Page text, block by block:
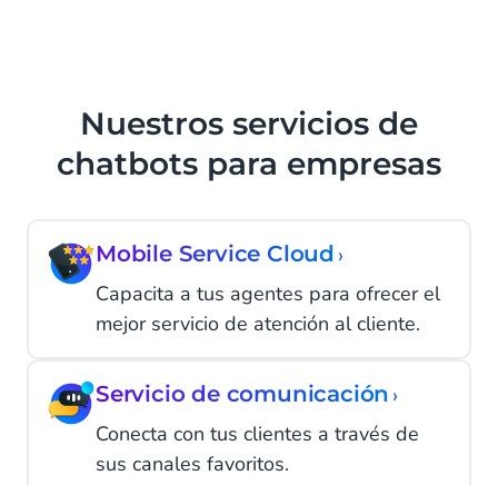
Nuestros servicios de
chatbots para empresas
Mobile Service Cloud ›
Capacita a tus agentes para ofrecer el
mejor servicio de atención al cliente.
Servicio de comunicación ›
Conecta con tus clientes a través de
sus canales favoritos.